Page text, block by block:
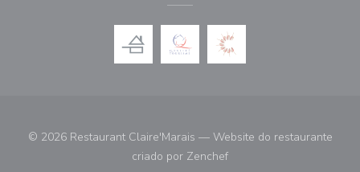
© 2026 Restaurant Claire'Marais — Website do restaurante
criado por Zenchef((abre numa nova janela))